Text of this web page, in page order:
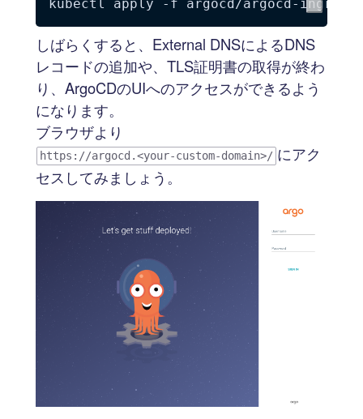
kubectl apply -f
しばらくすると、External DNSによるDNS
レコードの追加や、TLS証明書の取得が終わ
り、ArgoCDのUIへのアクセスができるよう
になります。
ブラウザより
https://argocd.<your-custom-domain>/ にアク
セスしてみましょう。